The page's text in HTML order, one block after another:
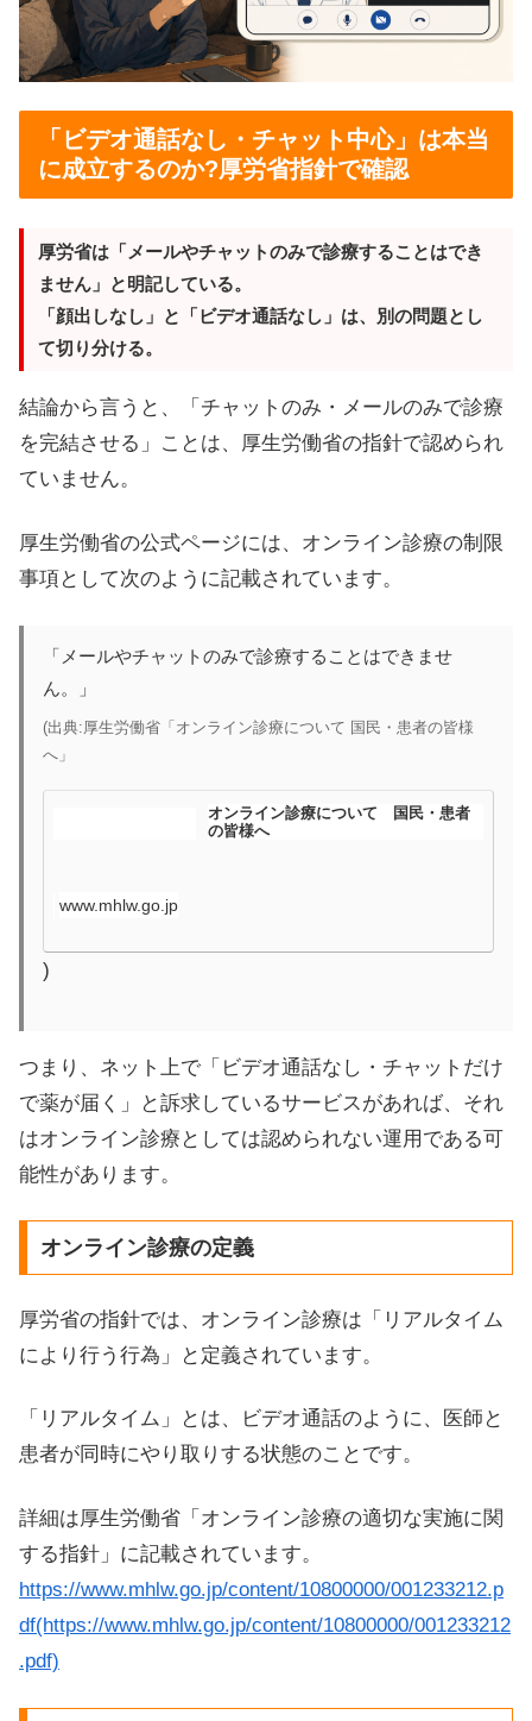
「ビデオ通話なし・チャット中心」は本当
に成立するのか?厚労省指針で確認
厚労省は「メールやチャットのみで診療することはでき
ません」と明記している。
「顔出しなし」と「ビデオ通話なし」は、別の問題とし
て切り分ける。
結論から言うと、「チャットのみ・メールのみで診療
を完結させる」ことは、厚生労働省の指針で認められ
ていません。
厚生労働省の公式ページには、オンライン診療の制限
事項として次のように記載されています。
「メールやチャットのみで診療することはできませ
ん。」
(出典:厚生労働省「オンライン診療について 国民・患者の皆様
へ」
オンライン診療について 国民・患者
の皆様へ
www.mhlw.go.jp
)
つまり、ネット上で「ビデオ通話なし・チャットだけ
で薬が届く」と訴求しているサービスがあれば、それ
はオンライン診療としては認められない運用である可
能性があります。
オンライン診療の定義
厚労省の指針では、オンライン診療は「リアルタイム
により行う行為」と定義されています。
「リアルタイム」とは、ビデオ通話のように、医師と
患者が同時にやり取りする状態のことです。
詳細は厚生労働省「オンライン診療の適切な実施に関
する指針」に記載されています。
https://www.mhlw.go.jp/content/10800000/001233212.p
df(https://www.mhlw.go.jp/content/10800000/001233212
.pdf)